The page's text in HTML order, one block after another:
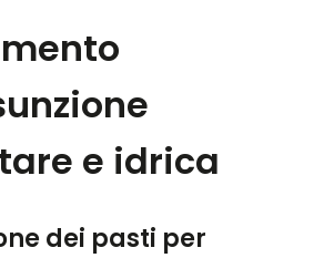
e idrica
dei pasti per